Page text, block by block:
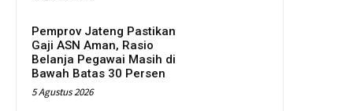
Pemprov Jateng Pastikan
Gaji ASN Aman, Rasio
Belanja Pegawai Masih di
Bawah Batas 30 Persen
5 Agustus 2026